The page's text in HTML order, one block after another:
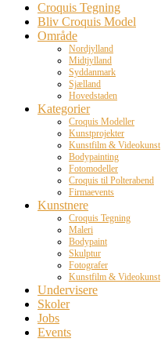
Croquis Tegning
Bliv Croquis Model
Område
Nordjylland
Midtjylland
Syddanmark
Sjælland
Hovedstaden
Kategorier
Croquis Modeller
Kunstprojekter
Kunstfilm & Videokunst
Bodypainting
Fotomodeller
Croquis til Polterabend
Firmaevents
Kunstnere
Croquis Tegning
Maleri
Bodypaint
Skulptur
Fotografer
Kunstfilm & Videokunst
Undervisere
Skoler
Jobs
Events